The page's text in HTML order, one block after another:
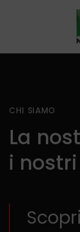
CHI SIAMO
La
i